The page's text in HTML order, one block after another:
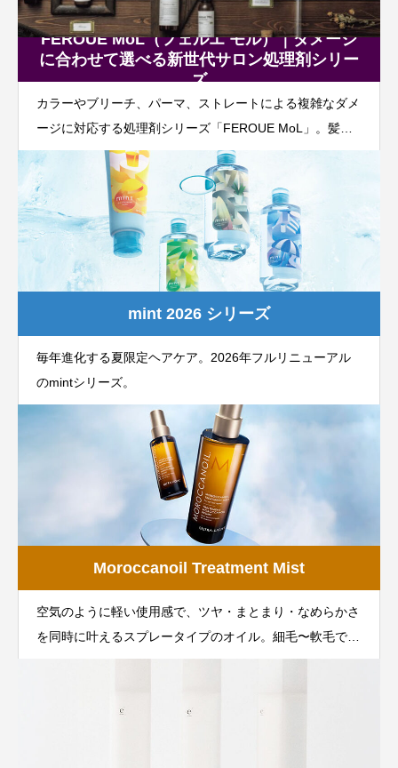
FEROUE MoL（フェルエ モル）｜ダメージ
に合わせて選べる新世代サロン処理剤シリー
ズ
カラーやブリーチ、パーマ、ストレートによる複雑なダメ
ージに対応する処理剤シリーズ「FEROUE MoL」。髪内
部補修・毛髪繊維補修・ダメージホール補修の3方向から
アプローチする独自のファイバーリンクシステムを全商品
に採用。施術や髪質に合わせて必要なアイテムだけを選択
でき、サロンならではの高付加価値メニュー提案を可能に
します。
mint 2026 シリーズ
毎年進化する夏限定ヘアケア。2026年フルリニューアル
のmintシリーズ。
Moroccanoil Treatment Mist
空気のように軽い使用感で、ツヤ・まとまり・なめらかさ
を同時に叶えるスプレータイプのオイル。細毛〜軟毛でも
重くならず、スタイリング前後のケアに最適。